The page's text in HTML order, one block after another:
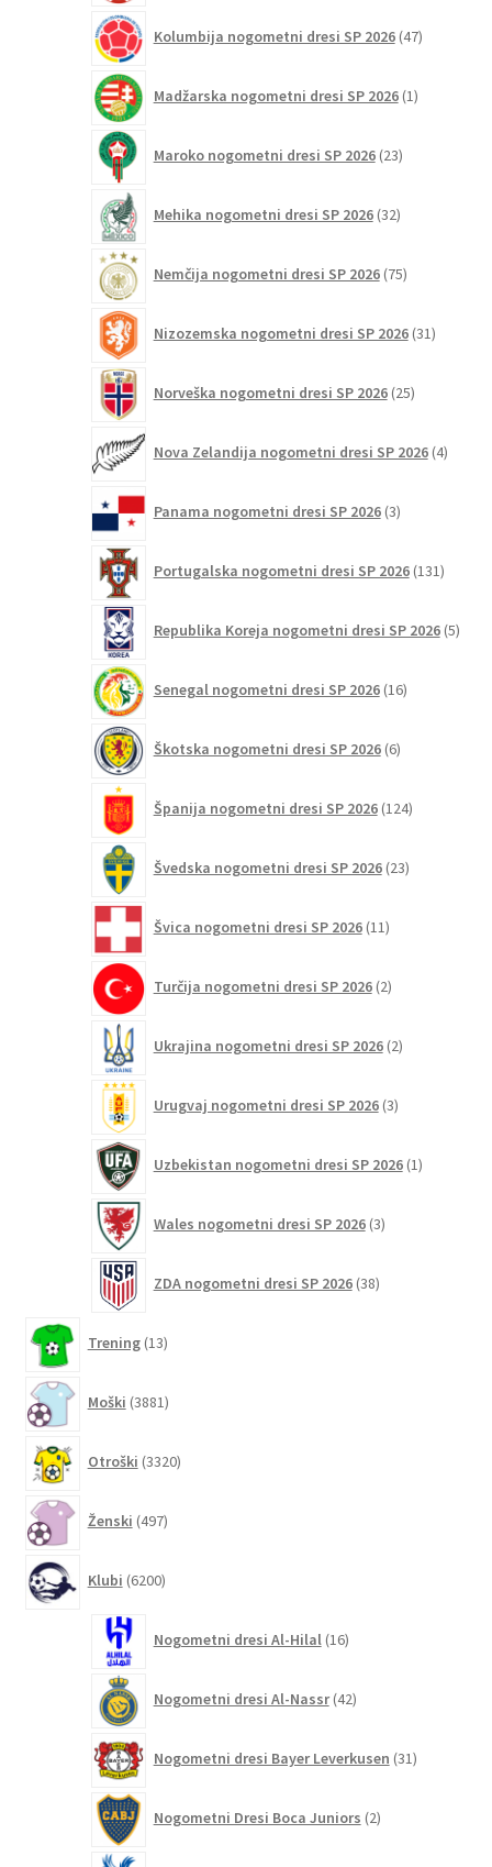
Kolumbija nogometni dresi SP 2026 47izdelkov
Madžarska nogometni dresi SP 2026 1izdelek
Maroko nogometni dresi SP 2026 23izdelkov
Mehika nogometni dresi SP 2026 32izdelkov
Nemčija nogometni dresi SP 2026 75izdelkov
Nizozemska nogometni dresi SP 2026 31izdelkov
Norveška nogometni dresi SP 2026 25izdelkov
Nova Zelandija nogometni dresi SP 2026 4izdelki
Panama nogometni dresi SP 2026 3izdelki
Portugalska nogometni dresi SP 2026 131
Republika Koreja nogometni dresi SP 2026 5
Senegal nogometni dresi SP 2026 16izdelkov
Škotska nogometni dresi SP 2026 6izdelkov
Španija nogometni dresi SP 2026 124izdelkov
Švedska nogometni dresi SP 2026 23izdelkov
Švica nogometni dresi SP 2026 11izdelkov
Turčija nogometni dresi SP 2026 2izdelka
Ukrajina nogometni dresi SP 2026 2izdelka
Urugvaj nogometni dresi SP 2026 3izdelki
Uzbekistan nogometni dresi SP 2026 1izdelek
Wales nogometni dresi SP 2026 3izdelki
ZDA nogometni dresi SP 2026 38izdelkov
Trening 13izdelkov
Moški 3881izdelkov
Otroški 3320izdelkov
Ženski 497izdelkov
Klubi 6200izdelkov
Nogometni dresi Al-Hilal 16izdelkov
Nogometni dresi Al-Nassr 42izdelkov
Nogometni dresi Bayer Leverkusen 31izdelkov
Nogometni Dresi Boca Juniors 2izdelka